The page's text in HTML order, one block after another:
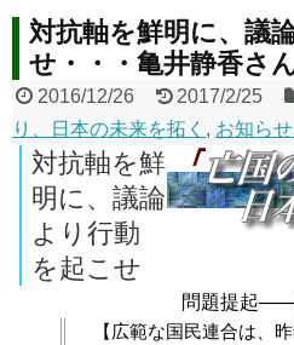
対抗軸を鮮明に、議
せ・・・亀井静香さ
2016/12/26 2017/2/25
り、日本の未来を拓く , お知ら
対抗軸を鮮
明に、議論
より行動
を起こせ
問題提起――衆
【広範な国民連合は、昨